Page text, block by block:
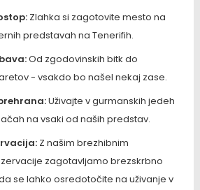
Zlahka si zagotovite mesto na
predstavah na Tenerifih.
Od zgodovinskih bitk do
- vsakdo bo našel nekaj zase.
Uživajte v gurmanskih jedeh
na vsaki od naših predstav.
Z našim brezhibnim
zagotavljamo brezskrbno
se lahko osredotočite na uživanje v